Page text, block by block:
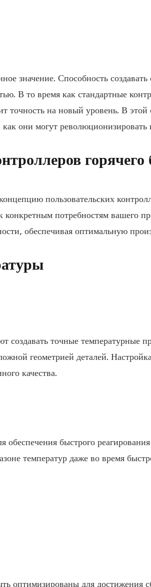
значение. Способность
В то время как стандартные
точность на новый уровень. В
как они могут
горячего
пользовательских
потребностям вашего
обеспечивая оптимальную
создавать точные
геометрией деталей.
качества.
обеспечения быстрого
температур даже во время
оптимизированы для